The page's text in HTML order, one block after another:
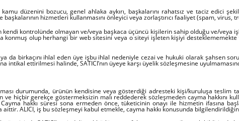
düzenini bozucu, genel ahlaka aykırı, başkalarını rahatsız ve taciz edici
hizmetleri kullanmasını önleyici veya zorlaştırıcı faaliyet (spam, virus,
kendi kontrolünde olmayan ve/veya başkaca üçüncü kişilerin sahip olduğu ve/
konmuş olup herhangi bir web sitesini veya o siteyi işleten kişiyi
da birkaçını ihlal eden üye işbu ihlal nedeniyle cezai ve hukuki olarak şahsen
intikal ettirilmesi halinde, SATICI’nın üyeye karşı üyelik sözleşmesine
durumunda, ürünün kendisine veya gösterdiği adresteki kişi/kuruluşa teslim
hiçbir gerekçe göstermeksizin malı reddederek sözleşmeden cayma hakkını
hakkı süresi sona ermeden önce, tüketicinin onayı ile hizmetin ifasına
aittir. ALICI, iş bu sözleşmeyi kabul etmekle, cayma hakkı konusunda